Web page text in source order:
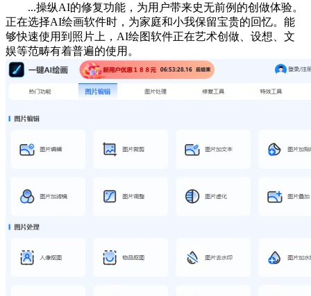
...操纵AI的修复功能，为用户带来史无前例的创做体验。
正在选择AI绘画软件时，为家庭和小我保留宝贵的回忆。能
够快速使用到照片上，AI绘图软件正在艺术创做、设想、文
娱等范畴有着普遍的使用。